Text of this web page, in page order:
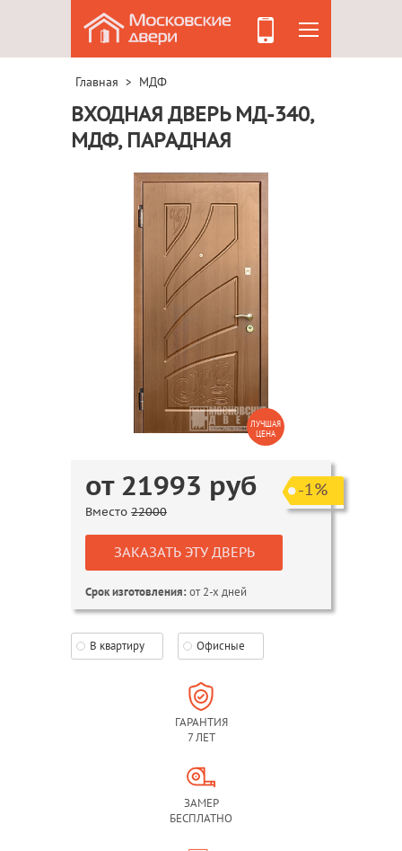
Главная > МДФ
ВХОДНАЯ ДВЕРЬ МД-340,
МДФ, ПАРАДНАЯ
ЛУЧШАЯ
ЦЕНА
от 21993 руб
Вместо 22000
-1%
ЗАКАЗАТЬ ЭТУ ДВЕРЬ
Срок изготовления:от 2-х дней
В квартиру Офисные
ГАРАНТИЯ
7 ЛЕТ
ЗАМЕР
БЕСПЛАТНО